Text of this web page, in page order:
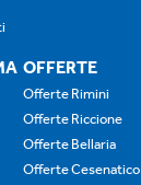
OFFERTE
Offerte Rimini
Offerte Riccione
Offerte Bellaria
Offerte Cesenatico